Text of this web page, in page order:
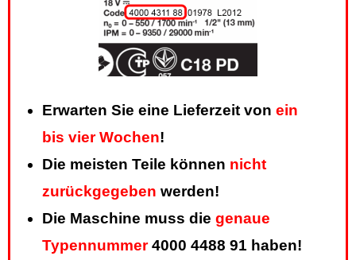
Erwarten Sie eine Lieferzeit von ein
bis vier Wochen!
Die meisten Teile können nicht
zurückgegeben werden!
Die Maschine muss die genaue
Typennummer4000 4488 91 haben!